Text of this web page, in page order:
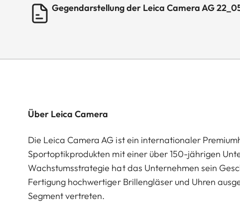
Gegendarstellung der Leica Camera AG
Über Leica Camera
Die Leica Camera AG ist ein internationaler
Sportoptikprodukten mit einer über 150-jährigen
Wachstumsstrategie hat das Unternehmen sein
Fertigung hochwertiger Brillengläser und Uhren
Segment vertreten.